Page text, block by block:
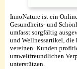
InnoNature ist ein
Gesundheits- und
umfasst sorgfältig
und Wellnessartikel,
vereinen. Kunden
umweltfreundlichen
unterstützen.